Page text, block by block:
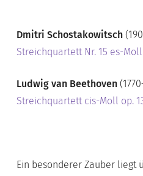
Dmitri Schostakowitsch
Streichquartett Nr. 15 es-Moll
Ludwig van Beethoven
Streichquartett cis-Moll op.
Ein besonderer Zauber liegt